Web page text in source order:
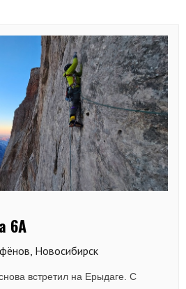
6А
Новосибирск
встретил на Ерыдаге. С